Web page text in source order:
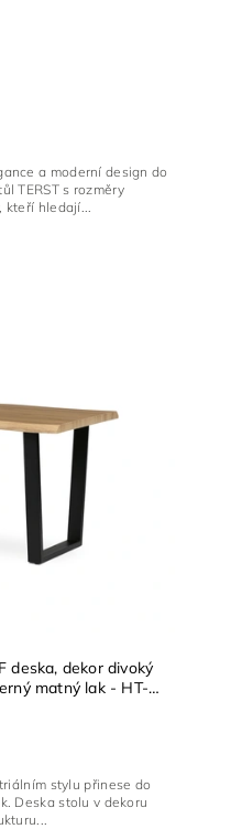
a moderní design do
TERST s rozměry
kteří hledají...
deska, dekor divoký
matný lak - HT-
stylu přinese do
Deska stolu v dekoru